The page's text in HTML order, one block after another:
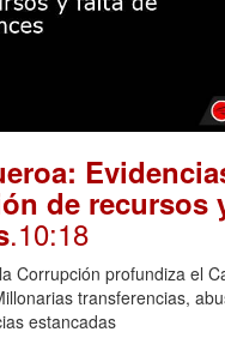
de recursos
.10:18
Corrupción profundiza el
transferencias,
estancadas